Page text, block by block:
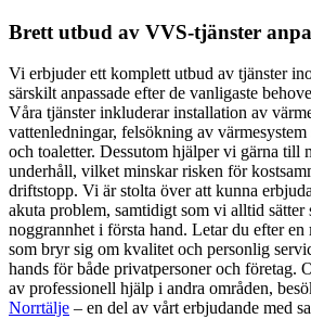
Brett utbud av VVS-tjänster
Vi erbjuder ett komplett utbud av tjänster
särskilt anpassade efter de vanligaste
Våra tjänster inkluderar installation av
vattenledningar, felsökning av
och toaletter. Dessutom hjälper vi gärna till
underhåll, vilket minskar risken för
driftstopp. Vi är stolta över att kunna
akuta problem, samtidigt som vi alltid sätter
noggrannhet i första hand. Letar du efter en
som bryr sig om kvalitet och personlig
hands för både privatpersoner och företag.
av professionell hjälp i andra områden,
Norrtälje – en del av vårt erbjudande med